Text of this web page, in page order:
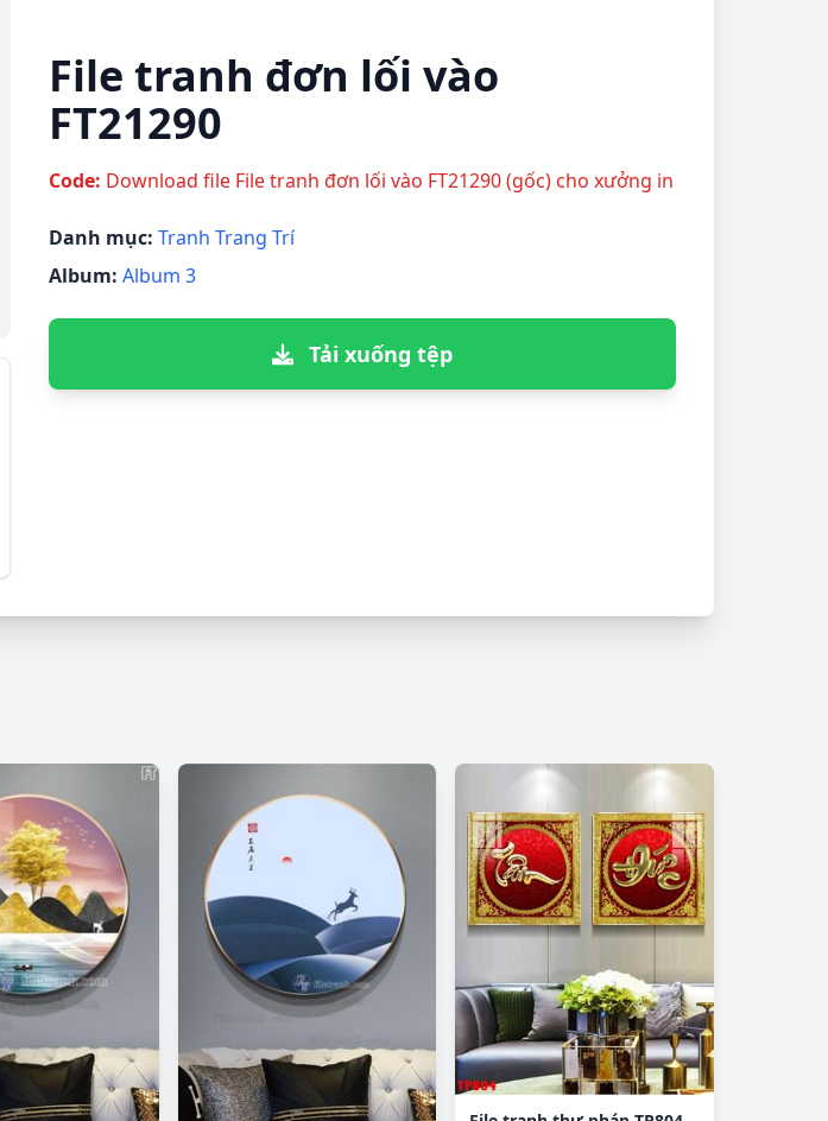
File tranh đơn lối vào
FT21290
Code: Download file File tranh đơn lối vào FT21290 (gốc) cho xưởng in
Danh mục: Tranh Trang Trí
Album: Album 3
Tải xuống tệp